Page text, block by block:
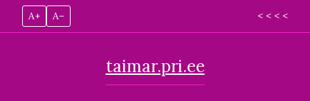
A+ A– < < < <
taimar.pri.ee